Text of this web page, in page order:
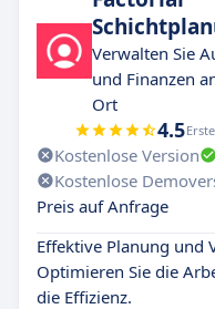
Verwalten Sie
und Finanzen
Ort
4.5
Kostenlose Version
Kostenlose
Preis auf Anfrage
Effektive Planung und
Optimieren Sie die
die Effizienz.